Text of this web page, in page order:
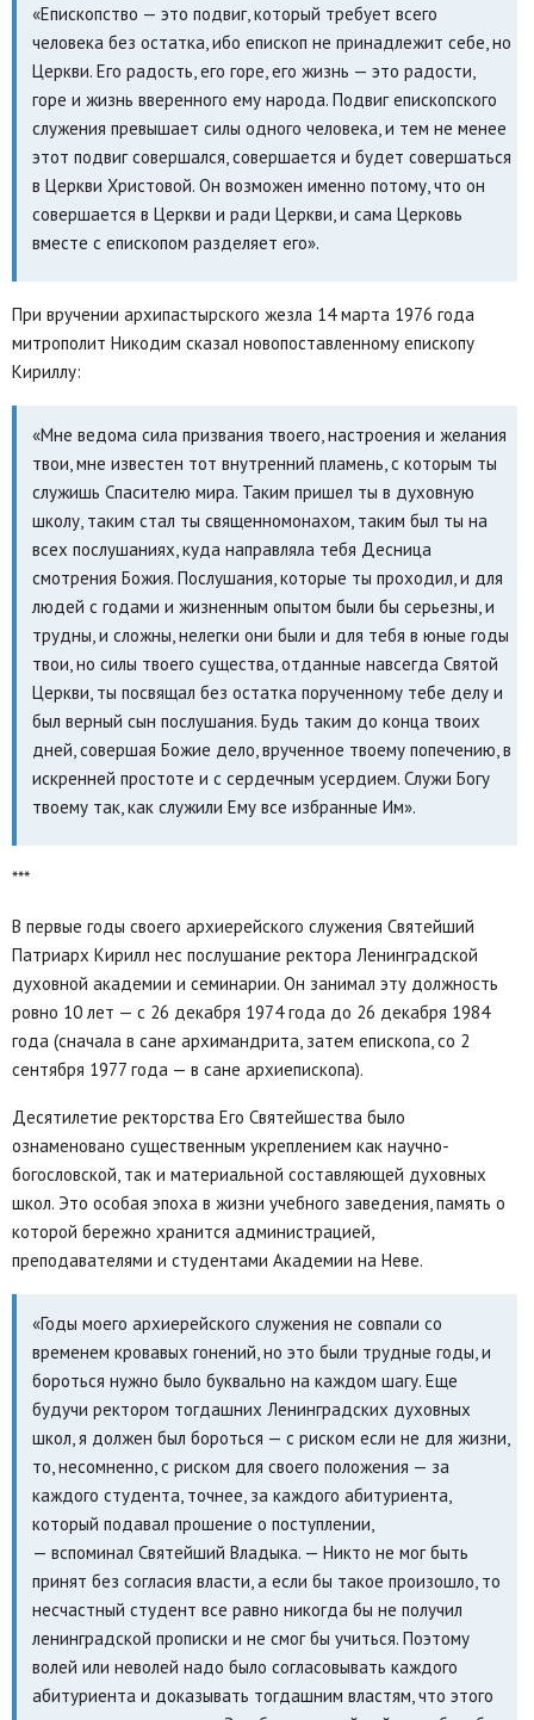
«Епископство — это подвиг, который требует всего
человека без остатка, ибо епископ не принадлежит себе, но
Церкви. Его радость, его горе, его жизнь — это радости,
горе и жизнь вверенного ему народа. Подвиг епископского
служения превышает силы одного человека, и тем не менее
этот подвиг совершался, совершается и будет совершаться
в Церкви Христовой. Он возможен именно потому, что он
совершается в Церкви и ради Церкви, и сама Церковь
вместе с епископом разделяет его».
При вручении архипастырского жезла 14 марта 1976 года
митрополит Никодим сказал новопоставленному епископу
Кириллу:
«Мне ведома сила призвания твоего, настроения и желания
твои, мне известен тот внутренний пламень, с которым ты
служишь Спасителю мира. Таким пришел ты в духовную
школу, таким стал ты священномонахом, таким был ты на
всех послушаниях, куда направляла тебя Десница
смотрения Божия. Послушания, которые ты проходил, и для
людей с годами и жизненным опытом были бы серьезны, и
трудны, и сложны, нелегки они были и для тебя в юные годы
твои, но силы твоего существа, отданные навсегда Святой
Церкви, ты посвящал без остатка порученному тебе делу и
был верный сын послушания. Будь таким до конца твоих
дней, совершая Божие дело, врученное твоему попечению, в
искренней простоте и с сердечным усердием. Служи Богу
твоему так, как служили Ему все избранные Им».
***
В первые годы своего архиерейского служения Святейший
Патриарх Кирилл нес послушание ректора Ленинградской
духовной академии и семинарии. Он занимал эту должность
ровно 10 лет — с 26 декабря 1974 года до 26 декабря 1984
года (сначала в сане архимандрита, затем епископа, со 2
сентября 1977 года — в сане архиепископа).
Десятилетие ректорства Его Святейшества было
ознаменовано существенным укреплением как научно-
богословской, так и материальной составляющей духовных
школ. Это особая эпоха в жизни учебного заведения, память о
которой бережно хранится администрацией,
преподавателями и студентами Академии на Неве.
«Годы моего архиерейского служения не совпали со
временем кровавых гонений, но это были трудные годы, и
бороться нужно было буквально на каждом шагу. Еще
будучи ректором тогдашних Ленинградских духовных
школ, я должен был бороться — с риском если не для жизни,
то, несомненно, с риском для своего положения — за
каждого студента, точнее, за каждого абитуриента,
который подавал прошение о поступлении,
— вспоминал Святейший Владыка. — Никто не мог быть
принят без согласия власти, а если бы такое произошло, то
несчастный студент все равно никогда бы не получил
ленинградской прописки и не смог бы учиться. Поэтому
волей или неволей надо было согласовывать каждого
абитуриента и доказывать тогдашним властям, что этого